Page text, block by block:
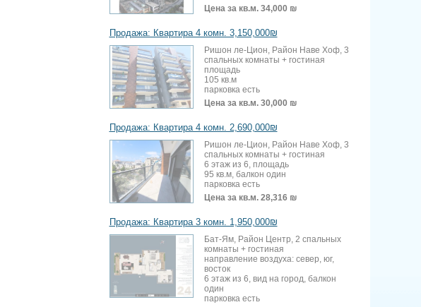
Цена за кв.м. 34,000 ₪
Продажа: Квартира 4 комн. 3,150,000₪
Ришон ле-Цион, Район Наве Хоф, 3
спальных комнаты + гостиная
площадь
105 кв.м
парковка есть
Цена за кв.м. 30,000 ₪
Продажа: Квартира 4 комн. 2,690,000₪
Ришон ле-Цион, Район Наве Хоф, 3
спальных комнаты + гостиная
6 этаж из 6, площадь
95 кв.м, балкон один
парковка есть
Цена за кв.м. 28,316 ₪
Продажа: Квартира 3 комн. 1,950,000₪
Бат-Ям, Район Центр, 2 спальных
комнаты + гостиная
направление воздуха: север, юг,
восток
6 этаж из 6, вид на город, балкон
один
парковка есть